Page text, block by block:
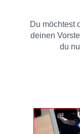
Du möchtest
deinen
du